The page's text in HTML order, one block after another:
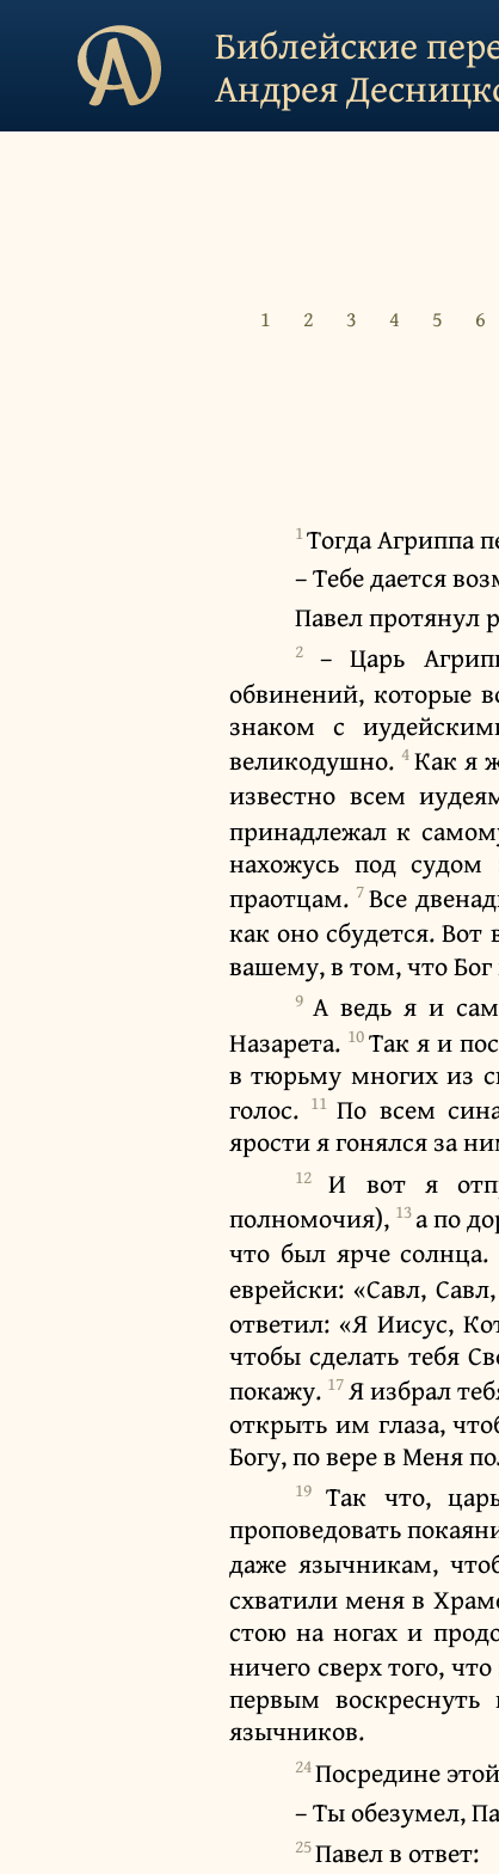
Библейские
Андрея
1 2 3 4 5 6
1Тогда Агриппа
– Тебе дается
Павел протянул
2 – Царь
обвинений, которые
знаком с
великодушно. 4Как я
известно всем
принадлежал к
нахожусь под
праотцам. 7Все
как оно сбудется.
вашему, в том, что
9 А ведь я и
Назарета. 10Так я и
в тюрьму многих из
голос. 11По всем
ярости я гонялся за
12И вот я
полномочия), 13а по
что был ярче солнца.
еврейски: «Савл,
ответил: «Я Иисус,
чтобы сделать тебя
покажу. 17Я избрал
открыть им глаза,
Богу, по вере в Меня
19Так что,
проповедовать
даже язычникам,
схватили меня в
стою на ногах и
ничего сверх того,
первым
язычников.
24Посредине
– Ты обезумел,
25Павел в ответ: